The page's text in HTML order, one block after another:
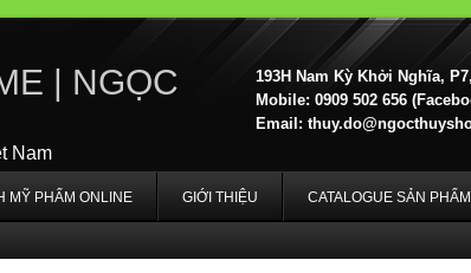
| NGỌC
Nam
193H Nam Kỳ Khởi Nghĩa,
Mobile: 0909 502 656
Email:
MỸ PHẨM ONLINE GIỚI THIỆU CATALOGUE SẢN PHẨM